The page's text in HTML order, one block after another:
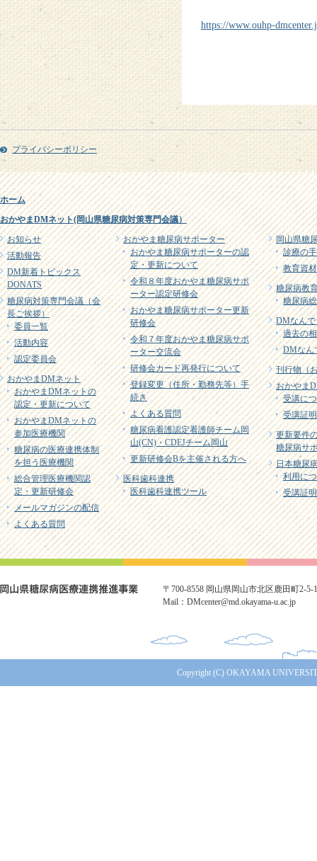
https://www.ouhp-
プライバシーポリシー
ホーム
おかやまDMネット(岡山県糖尿病対策専門会議）
お知らせ
活動報告
DM新着トピックス
DONATS
糖尿病対策専門会議（会
長ご挨拶）
委員一覧
活動内容
認定委員会
おかやまDMネット
おかやまDMネットの
認定・更新について
おかやまDMネットの
参加医療機関
糖尿病の医療連携体制
を担う医療機関
総合管理医療機関認
定・更新研修会
メールマガジンの配信
よくある質問
おかやま糖尿病サポーター
おかやま糖尿病サポーターの認
定・更新について
令和８年度おかやま糖尿病サポ
ーター認定研修会
おかやま糖尿病サポーター更新
研修会
令和７年度おかやま糖尿病サポ
ーター交流会
研修会カード再発行について
登録変更（住所・勤務先等）手
続き
よくある質問
糖尿病看護認定看護師チーム岡
山(CN)・CDEJチーム岡山
更新研修会Bを主催される方へ
医科歯科連携
医科歯科連携ツール
岡山県糖
診療の
教育資材
糖尿病教
糖尿病
DMなん
過去の
DMなん
刊行物（
おかやま
受講に
受講証
更新要件
糖尿病サ
日本糖尿
利用に
受講証
〒700-8558 岡山県岡山市北区鹿田町2-
Mail：DMcenter@md.okayama-u.ac.jp
Copyright (C) OKAYAMA